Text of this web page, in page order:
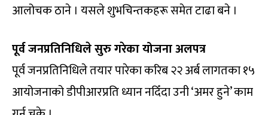
आलोचक ठाने । यसले शुभचिन्तकहरू समेत टाढा बने ।
पूर्व जनप्रतिनिधिले सुरु गरेका योजना अलपत्र
पूर्व जनप्रतिनिधिले तयार पारेका करिब २२ अर्ब लागतका १५
आयोजनाको डीपीआरप्रति ध्यान नदिँदा उनी ‘अमर हुने’ काम